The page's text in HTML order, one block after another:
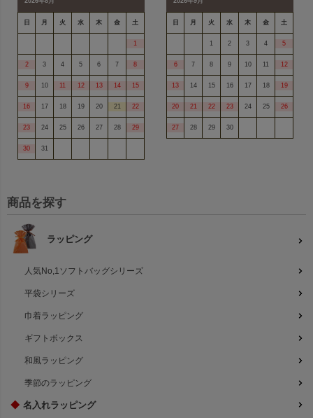
日 月 火 水 木 金 土
1
2 3 4 5 6 7 8
9 10 11 12 13 14 15
16 17 18 19 20 21 22
23 24 25 26 27 28 29
30 31
日 月 火 水 木 金 土
1 2 3 4 5
6 7 8 9 10 11 12
13 14 15 16 17 18 19
20 21 22 23 24 25 26
27 28 29 30
商品を探す
ラッピング
人気No,1ソフトバッグシリーズ
平袋シリーズ
巾着ラッピング
ギフトボックス
和風ラッピング
季節のラッピング
◆ 名入れラッピング